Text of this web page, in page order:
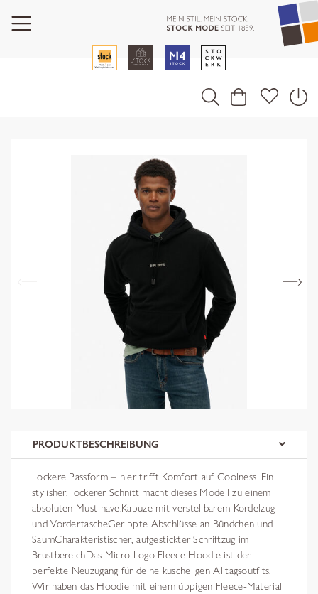
PRODUKTBESCHREIBUNG
Lockere Passform – hier trifft Komfort auf Coolness. Ein
stylisher, lockerer Schnitt macht dieses Modell zu einem
absoluten Must-have.Kapuze mit verstellbarem Kordelzug
und VordertascheGerippte Abschlüsse an Bündchen und
SaumCharakteristischer, aufgestickter Schriftzug im
BrustbereichDas Micro Logo Fleece Hoodie ist der
perfekte Neuzugang für deine kuscheligen Alltagsoutfits.
Wir haben das Hoodie mit einem üppigen Fleece-Material